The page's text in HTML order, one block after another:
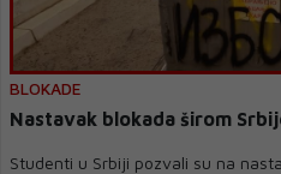
BLOKADE
Nastavak blokada širom
Studenti u Srbiji pozvali su na